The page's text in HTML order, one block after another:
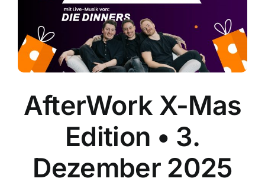
AfterWork X-Mas
Edition • 3.
Dezember 2025